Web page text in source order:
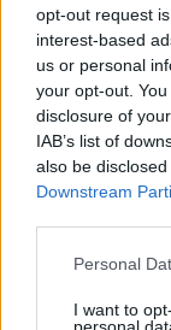
opt-out request
interest-based
us or personal
your opt-out.
disclosure of
IAB’s list of
also be
Downstream
Personal
I want to
personal
Ελλάδα